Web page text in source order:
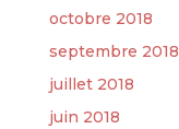
octobre 2018
septembre 2018
juillet 2018
juin 2018